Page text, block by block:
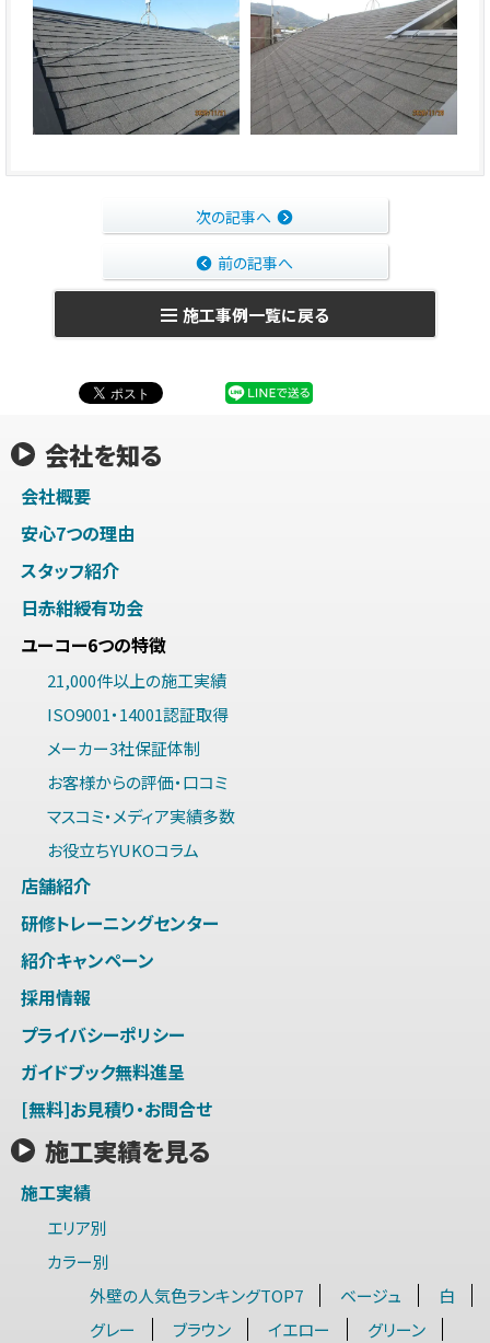
次の記事へ
前の記事へ
施工事例一覧に戻る
会社を知る
会社概要
安心7つの理由
スタッフ紹介
日赤紺綬有功会
ユーコー6つの特徴
21,000件以上の施工実績
ISO9001・14001認証取得
メーカー3社保証体制
お客様からの評価・口コミ
マスコミ・メディア実績多数
お役立ちYUKOコラム
店舗紹介
研修トレーニングセンター
紹介キャンペーン
採用情報
プライバシーポリシー
ガイドブック無料進呈
[無料]お見積り・お問合せ
施工実績を見る
施工実績
エリア別
カラー別
外壁の人気色ランキングTOP7
ベージュ
白
グレー
ブラウン イエロー
グリーン